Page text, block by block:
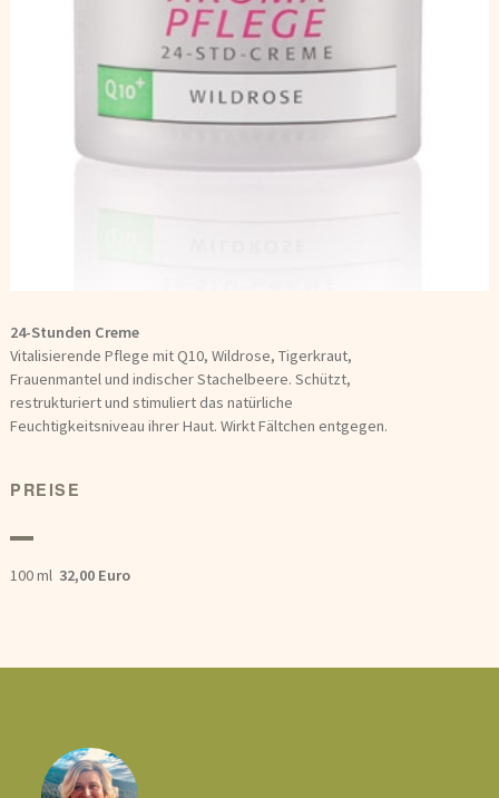
24-Stunden Creme
Vitalisierende Pflege mit Q10, Wildrose, Tigerkraut,
Frauenmantel und indischer Stachelbeere. Schützt,
restrukturiert und stimuliert das natürliche
Feuchtigkeitsniveau ihrer Haut. Wirkt Fältchen entgegen.
PREISE
100 ml 32,00 Euro